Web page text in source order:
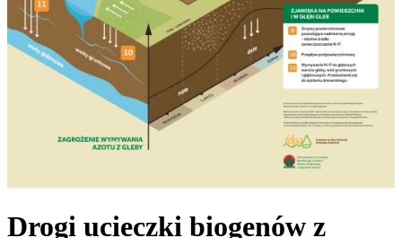
Drogi ucieczki biogenów z